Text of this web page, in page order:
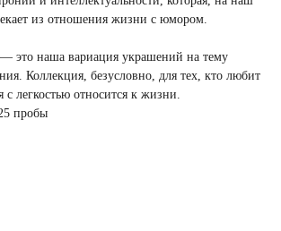
из отношения жизни с юмором.
— это наша вариация украшений на тему
Коллекция, безусловно, для тех, кто любит
с легкостью относится к жизни.
пробы